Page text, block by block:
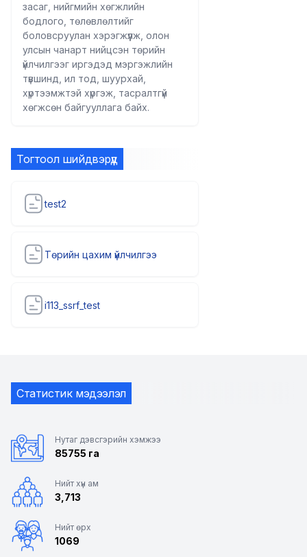
засаг, нийгмийн хөгжлийн
бодлого, төлөвлөлтийг
боловсруулан хэрэгжүүлж, олон
улсын чанарт нийцсэн төрийн
үйлчилгээг иргэдэд мэргэжлийн
түвшинд, ил тод, шуурхай,
хүртээмжтэй хүргэж, тасралтгүй
хөгжсөн байгууллага байх.
Тогтоол шийдвэрүүд
test2
Төрийн цахим үйлчилгээ
i113_ssrf_test
Статистик мэдээлэл
Нутаг дэвсгэрийн хэмжээ
85755 га
Нийт хүн ам
3,713
Нийт өрх
1069